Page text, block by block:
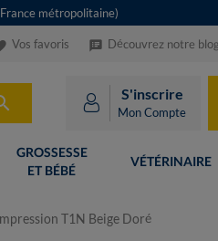
métropolitaine)
Vos favoris speaker_notes Découvrez notre blog
S'inscrire
Mon Compte
GROSSESSE
ET BÉBÉ
VÉTÉRINAIRE
T1N Beige Doré